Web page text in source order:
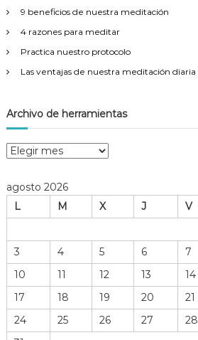
9 beneficios de nuestra meditación
4 razones para meditar
Practica nuestro protocolo
Las ventajas de nuestra meditación diaria
Archivo de herramientas
A
h
o
h
r
r
agosto 2026
L
M X J V
3
4 5 6 7
10
11 12 13 14
17
18 19 20 21
24
25 26 27 28